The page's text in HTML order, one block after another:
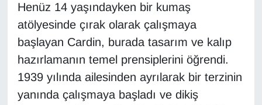
Henüz 14 yaşındayken bir kumaş
atölyesinde çırak olarak çalışmaya
başlayan Cardin, burada tasarım ve kalıp
hazırlamanın temel prensiplerini öğrendi.
1939 yılında ailesinden ayrılarak bir terzinin
yanında çalışmaya başladı ve dikiş
Haber
HABERDE İNSAN
İngilizce